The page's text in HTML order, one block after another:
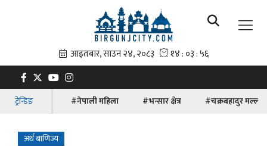
ट्रेन्डिङ #नेपाली महिला #भन्सार क्षेत्र #चक्रबहादुर मल्ल
अर्थ बाणिज्य